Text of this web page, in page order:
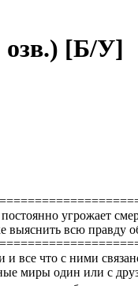
озв.) [Б/У]
угрожает
выяснить всю правду
и все что с ними
миры один или с